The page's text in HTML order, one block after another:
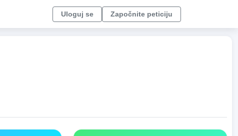
Uloguj se Započnite peticiju